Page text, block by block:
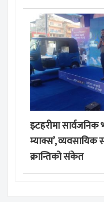
इटहरीमा सार्वजनिक
म्याक्स’, व्यवसायिक
क्रान्तिको संकेत